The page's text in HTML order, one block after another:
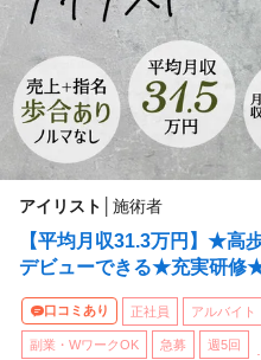
アイリスト 施術者
【平均月収31.3万円】★
デビューできる★充実研修
口コミあり 正社員 アルバイト
副業・WワークOK 急募 週5回